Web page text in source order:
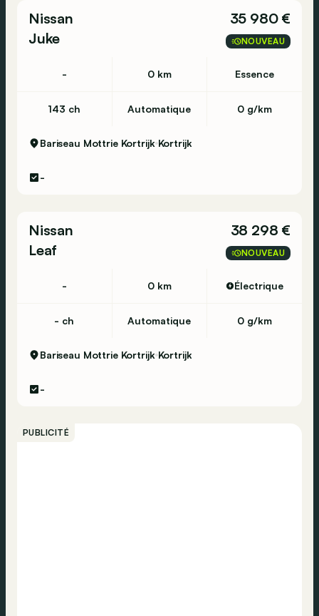
Nissan
Juke
35 980 €
NOUVEAU
- 0 km Essence
143 ch Automatique 0 g/km
Bariseau Mottrie Kortrijk Kortrijk
-
Nissan
Leaf
38 298 €
NOUVEAU
- 0 km Électrique
- ch Automatique 0 g/km
Bariseau Mottrie Kortrijk Kortrijk
-
PUBLICITÉ